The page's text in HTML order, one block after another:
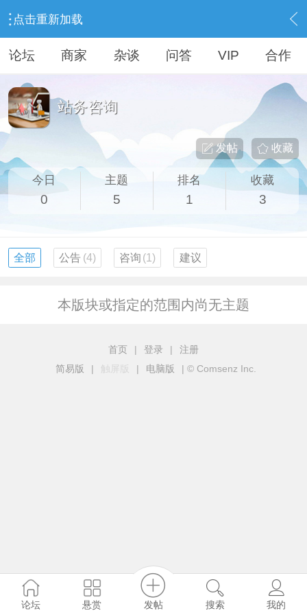
点击重新加载
› 网站事务 › 站务咨询
论坛 商家 杂谈 问答 VIP 合作
站务咨询
收藏
发帖
今日
0
主题
5
排名
1
收藏
3
全部 公告 (4) 咨询 (1) 建议
本版块或指定的范围内尚无主题
首页 | 登录 |
注册
简易版
| 触屏版 | 电脑版 | © Comsenz Inc.
论坛 悬赏 发帖 搜索 我的